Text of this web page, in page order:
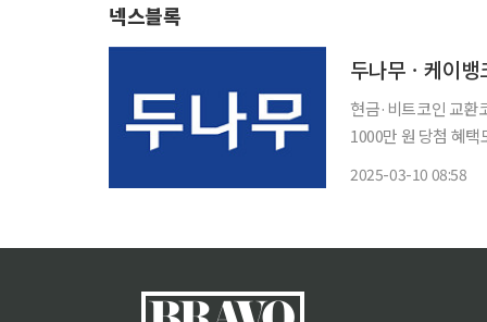
넥스블록
두나무ㆍ케이뱅
현금·비트코인 교환
1000만 원 당첨 혜택도 업비트를 운영하는 두나무가 케이뱅크와 함께 ‘봄소풍 보물
2025-03-10 08:58